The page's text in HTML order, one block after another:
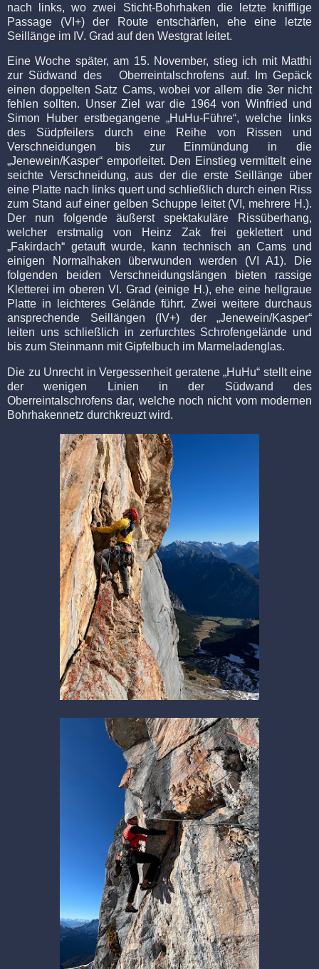
nach links, wo zwei Sticht-Bohrhaken die letzte knifflige
Passage (VI+) der Route entschärfen, ehe eine letzte
Seillänge im IV. Grad auf den Westgrat leitet.
Eine Woche später, am 15. November, stieg ich mit Matthi
zur Südwand des
Oberreintalschrofens auf. Im Gepäck
einen doppelten Satz Cams, wobei vor allem die 3er nicht
fehlen sollten. Unser Ziel war die 1964 von Winfried und
Simon Huber erstbegangene „HuHu-Führe“, welche links
des Südpfeilers durch eine Reihe von Rissen und
Verschneidungen bis zur Einmündung in die
„Jenewein/Kasper“ emporleitet. Den Einstieg vermittelt eine
seichte Verschneidung, aus der die erste Seillänge über
eine Platte nach links quert und schließlich durch einen Riss
zum Stand auf einer gelben Schuppe leitet (VI, mehrere H.).
Der nun folgende äußerst spektakuläre Rissüberhang,
welcher erstmalig von Heinz Zak frei geklettert und
„Fakirdach“ getauft wurde, kann technisch an Cams und
einigen Normalhaken überwunden werden (VI A1). Die
folgenden beiden Verschneidungslängen bieten rassige
Kletterei im oberen VI. Grad (einige H.), ehe eine hellgraue
Platte in leichteres Gelände führt. Zwei weitere durchaus
ansprechende Seillängen (IV+) der „Jenewein/Kasper“
leiten uns schließlich in zerfurchtes Schrofengelände und
bis zum Steinmann mit Gipfelbuch im Marmeladenglas.
Die zu Unrecht in Vergessenheit geratene „HuHu“ stellt eine
der wenigen Linien in der Südwand des
Oberreintalschrofens dar, welche noch nicht vom modernen
Bohrhakennetz durchkreuzt wird.